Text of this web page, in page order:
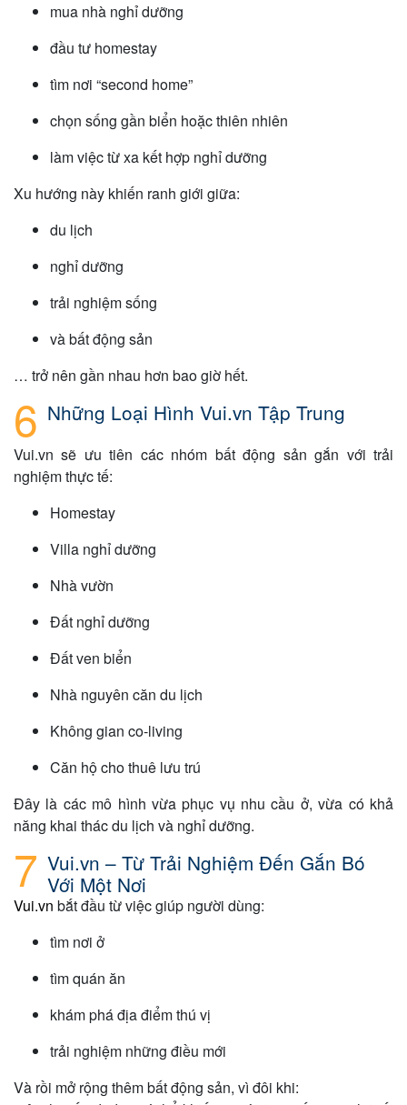
mua nhà nghỉ dưỡng
đầu tư homestay
tìm nơi “second home”
chọn sống gần biển hoặc thiên nhiên
làm việc từ xa kết hợp nghỉ dưỡng
Xu hướng này khiến ranh giới giữa:
du lịch
nghỉ dưỡng
trải nghiệm sống
và bất động sản
… trở nên gần nhau hơn bao giờ hết.
Những Loại Hình Vui.vn Tập Trung
Vui.vn sẽ ưu tiên các nhóm bất động sản gắn với trải
nghiệm thực tế:
Homestay
Villa nghỉ dưỡng
Nhà vườn
Đất nghỉ dưỡng
Đất ven biển
Nhà nguyên căn du lịch
Không gian co-living
Căn hộ cho thuê lưu trú
Đây là các mô hình vừa phục vụ nhu cầu ở, vừa có khả
năng khai thác du lịch và nghỉ dưỡng.
Vui.vn – Từ Trải Nghiệm Đến Gắn Bó
Với Một Nơi
Vui.vn bắt đầu từ việc giúp người dùng:
tìm nơi ở
tìm quán ăn
khám phá địa điểm thú vị
trải nghiệm những điều mới
Và rồi mở rộng thêm bất động sản, vì đôi khi: